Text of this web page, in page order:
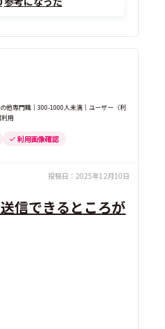
他専門職｜300-1000人未満｜ユーザー（利
用
利用画像確認
投稿日： 2025年12月10日
信できるところが